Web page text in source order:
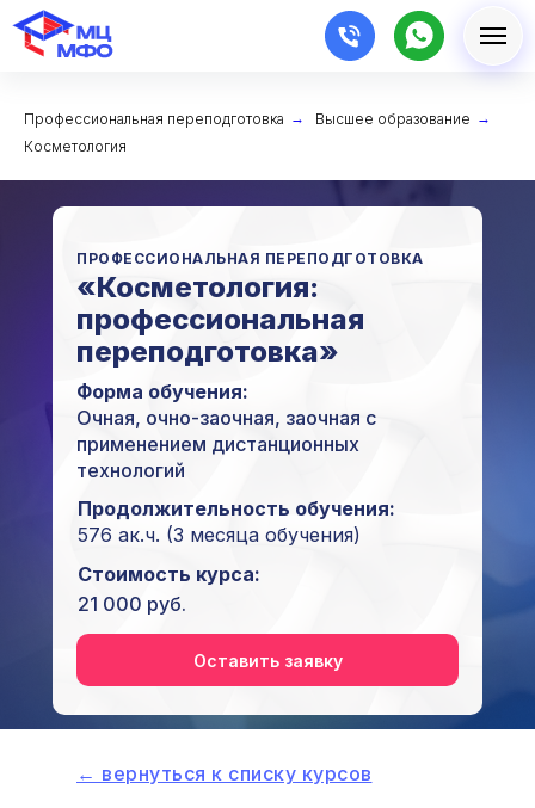
Профессиональная переподготовка → Высшее образование →
Косметология
«Косметология:
профессиональная
переподготовка»
ПРОФЕССИОНАЛЬНАЯ ПЕРЕПОДГОТОВКА
Оставить заявку
Форма обучения:
Очная, очно-заочная, заочная с
применением дистанционных
технологий
Стоимость курса:
21 000 руб.
Продолжительность обучения:
576 ак.ч. (3 месяца обучения)
← вернуться к списку курсов